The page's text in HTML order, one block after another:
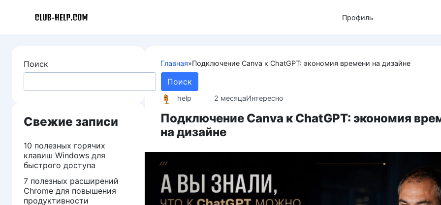
Профиль
Главная»Подключение Canva к ChatGPT: экономия времени на дизайне
help 2 месяцаИнтересно
Подключение Canva к ChatGPT: экономия
на дизайне
Поиск
Поиск
Свежие записи
10 полезных горячих
клавиш Windows для
быстрого доступа
7 полезных расширений
Chrome для повышения
продуктивности